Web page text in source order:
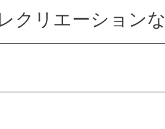
クリエーション